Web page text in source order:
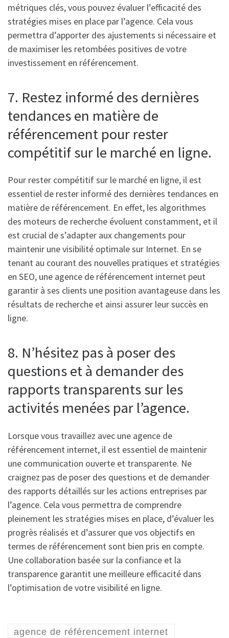
métriques clés, vous pouvez évaluer l’efficacité des
stratégies mises en place par l’agence. Cela vous
permettra d’apporter des ajustements si nécessaire et
de maximiser les retombées positives de votre
investissement en référencement.
7. Restez informé des dernières
tendances en matière de
référencement pour rester
compétitif sur le marché en ligne.
Pour rester compétitif sur le marché en ligne, il est
essentiel de rester informé des dernières tendances en
matière de référencement. En effet, les algorithmes
des moteurs de recherche évoluent constamment, et il
est crucial de s’adapter aux changements pour
maintenir une visibilité optimale sur Internet. En se
tenant au courant des nouvelles pratiques et stratégies
en SEO, une agence de référencement internet peut
garantir à ses clients une position avantageuse dans les
résultats de recherche et ainsi assurer leur succès en
ligne.
8. N’hésitez pas à poser des
questions et à demander des
rapports transparents sur les
activités menées par l’agence.
Lorsque vous travaillez avec une agence de
référencement internet, il est essentiel de maintenir
une communication ouverte et transparente. Ne
craignez pas de poser des questions et de demander
des rapports détaillés sur les actions entreprises par
l’agence. Cela vous permettra de comprendre
pleinement les stratégies mises en place, d’évaluer les
progrès réalisés et d’assurer que vos objectifs en
termes de référencement sont bien pris en compte.
Une collaboration basée sur la confiance et la
transparence garantit une meilleure efficacité dans
l’optimisation de votre visibilité en ligne.
agence de référencement internet